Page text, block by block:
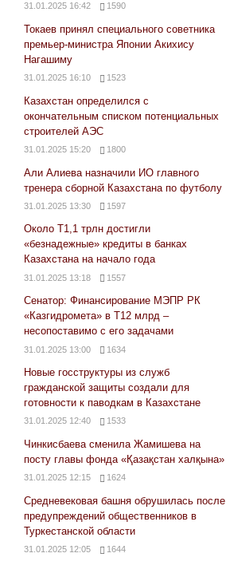
31.01.2025 16:42 1590
Токаев принял специального советника
премьер-министра Японии Акихису
Нагашиму
31.01.2025 16:10 1523
Казахстан определился с
окончательным списком потенциальных
строителей АЭС
31.01.2025 15:20 1800
Али Алиева назначили ИО главного
тренера сборной Казахстана по футболу
31.01.2025 13:30 1597
Около Т1,1 трлн достигли
«безнадежные» кредиты в банках
Казахстана на начало года
31.01.2025 13:18 1557
Сенатор: Финансирование МЭПР РК
«Казгидромета» в Т12 млрд –
несопоставимо с его задачами
31.01.2025 13:00 1634
Новые госструктуры из служб
гражданской защиты создали для
готовности к паводкам в Казахстане
31.01.2025 12:40 1533
Чинкисбаева сменила Жамишева на
посту главы фонда «Қазақстан халқына»
31.01.2025 12:15 1624
Средневековая башня обрушилась после
предупреждений общественников в
Туркестанской области
31.01.2025 12:05 1644